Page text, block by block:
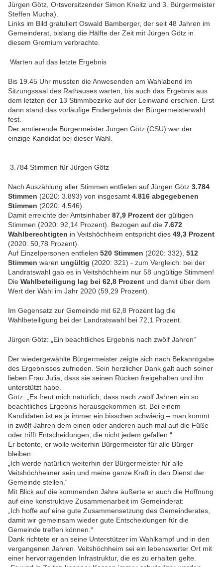
Jürgen Götz, Ortsvorsitzender Simon Kneitz und 3. Bürgermeister
Steffen Mucha).
Links im Bild gratuliert Oswald Bamberger, der seit 48 Jahren im
Gemeinderat, bislang die Hälfte der Zeit mit Jürgen Götz in
diesem Gremium verbrachte.
Warten auf das letzte Ergebnis
Bis 19.45 Uhr mussten die Anwesenden am Wahlabend im
Sitzungssaal des Rathauses warten, bis auch das Ergebnis aus
dem letzten der 13 Stimmbezirke auf der Leinwand erschien. Erst
dann stand das vorläufige Endergebnis der Bürgermeisterwahl
fest.
Der amtierende Bürgermeister Jürgen Götz (CSU) war der
einzige Kandidat bei dieser Wahl.
3.784 Stimmen für Jürgen Götz
Nach Auszählung aller Stimmen entfielen auf Jürgen Götz 3.784
Stimmen (2020: 3.893) von insgesamt 4.816 abgegebenen
Stimmen (2020: 4.546).
Damit erreichte der Amtsinhaber 87,9 Prozent der gültigen
Stimmen (2020: 92,14 Prozent). Bezogen auf die 7.672
Wahlberechtigten in Veitshöchheim entspricht dies 49,3 Prozent
(2020: 50,78 Prozent).
Auf Einzelpersonen entfielen 520 Stimmen (2020: 332), 512
Stimmen waren ungültig (2020: 321) - zum Vergleich: bei der
Landratswahl gab es in Veitshöchheim nur 58 ungültige Stimmen!
Die Wahlbeteiligung lag bei 62,8 Prozent und damit über dem
Wert der Wahl im Jahr 2020 (59,29 Prozent).
Im Gegensatz zur Gemeinde mit 62,8 Prozent lag die
Wahlbeteiligung bei der Landratswahl bei 72,1 Prozent.
Jürgen Götz: „Ein beachtliches Ergebnis nach zwölf Jahren“
Der wiedergewählte Bürgermeister zeigte sich nach Bekanntgabe
des Ergebnisses zufrieden. Sein herzlicher Dank galt auch seiner
lieben Frau Julia, dass sie seinen Rücken freigehalten und ihn
unterstützt habe.
Götz: „Es freut mich natürlich, dass nach zwölf Jahren ein so
beachtliches Ergebnis herausgekommen ist. Bei einem
Kandidaten ist es ja immer ein bisschen schwierig – man kommt
in zwölf Jahren dem einen oder anderen auch mal auf die Füße
oder trifft Entscheidungen, die nicht jedem gefallen.“
Er betonte, er wolle weiterhin Bürgermeister für alle Bürger
bleiben:
„Ich werde natürlich weiterhin der Bürgermeister für alle
Veitshöchheimer sein und meine ganze Kraft in den Dienst der
Gemeinde stellen.“
Mit Blick auf die kommenden Jahre äußerte er auch die Hoffnung
auf eine konstruktive Zusammenarbeit im Gemeinderat:
„Ich hoffe auf eine gute Zusammensetzung des Gemeinderates,
damit wir gemeinsam wieder gute Entscheidungen für die
Gemeinde treffen können.“
Dank richtete er an seine Unterstützer im Wahlkampf und in den
vergangenen Jahren. Veitshöchheim sei ein lebenswerter Ort mit
einer hervorragenden Infrastruktur, die es zu erhalten gelte.